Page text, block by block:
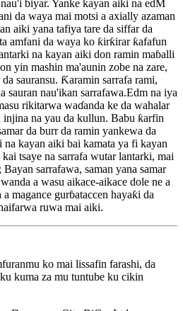
biyar. Yanke kayan aiki na edM
da waya mai motsi a axially azaman
aiki yana tafiya tare da siffar da
amfani da waya ko ƙirƙirar ƙafafun
na kayan aiki don ramin maɓalli
yin mashin ma'aunin zobe na zare,
sauransu. Ƙaramin sarrafa rami,
sauran nau'ikan sarrafawa.Edm na iya
rikitarwa waɗanda ke da wahalar
na yau da kullun. Babu ƙarfin
da burr da ramin yankewa da
kayan aiki bai kamata ya fi kayan
tsaye na sarrafa wutar lantarki, mai
sarrafawa, saman yana samar
a wasu aikace-aikace dole ne a
magance gurɓataccen hayaƙi da
ruwa mai aiki.
ko mai lissafin farashi, da
kuma za mu tuntube ku cikin